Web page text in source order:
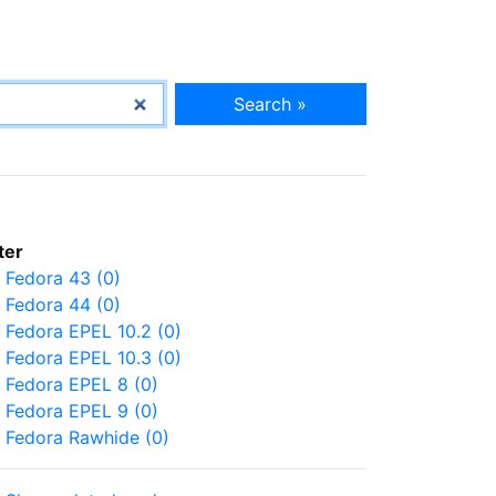
Search »
Fedora 43 (0)
Fedora 44 (0)
Fedora EPEL 10.2 (0)
Fedora EPEL 10.3 (0)
Fedora EPEL 8 (0)
Fedora EPEL 9 (0)
Fedora Rawhide (0)